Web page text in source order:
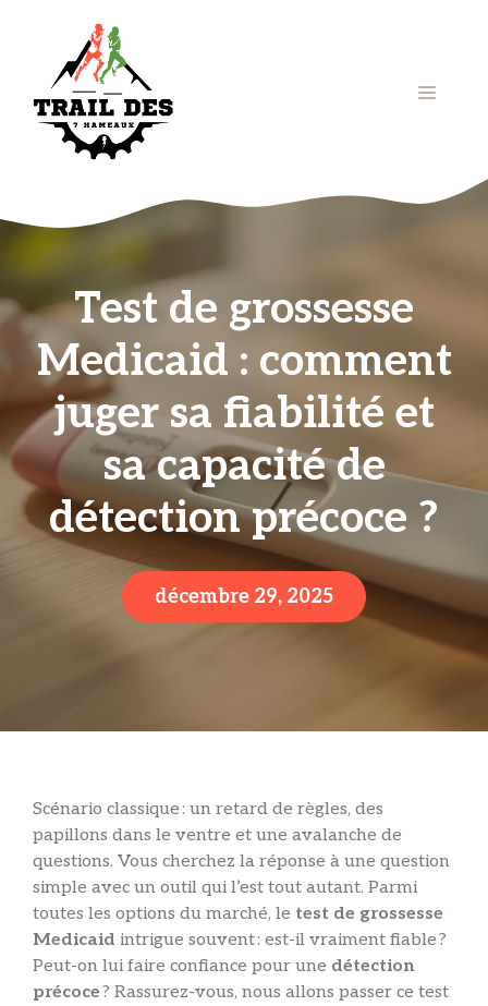
contenu
Menu
Test de grossesse
Medicaid : comment
juger sa fiabilité et
sa capacité de
détection précoce ?
décembre 29, 2025
Scénario classique : un retard de règles, des
papillons dans le ventre et une avalanche de
questions. Vous cherchez la réponse à une question
simple avec un outil qui l’est tout autant. Parmi
toutes les options du marché, le test de grossesse
Medicaid intrigue souvent : est-il vraiment fiable ?
Peut-on lui faire confiance pour une détection
précoce? Rassurez-vous, nous allons passer ce test